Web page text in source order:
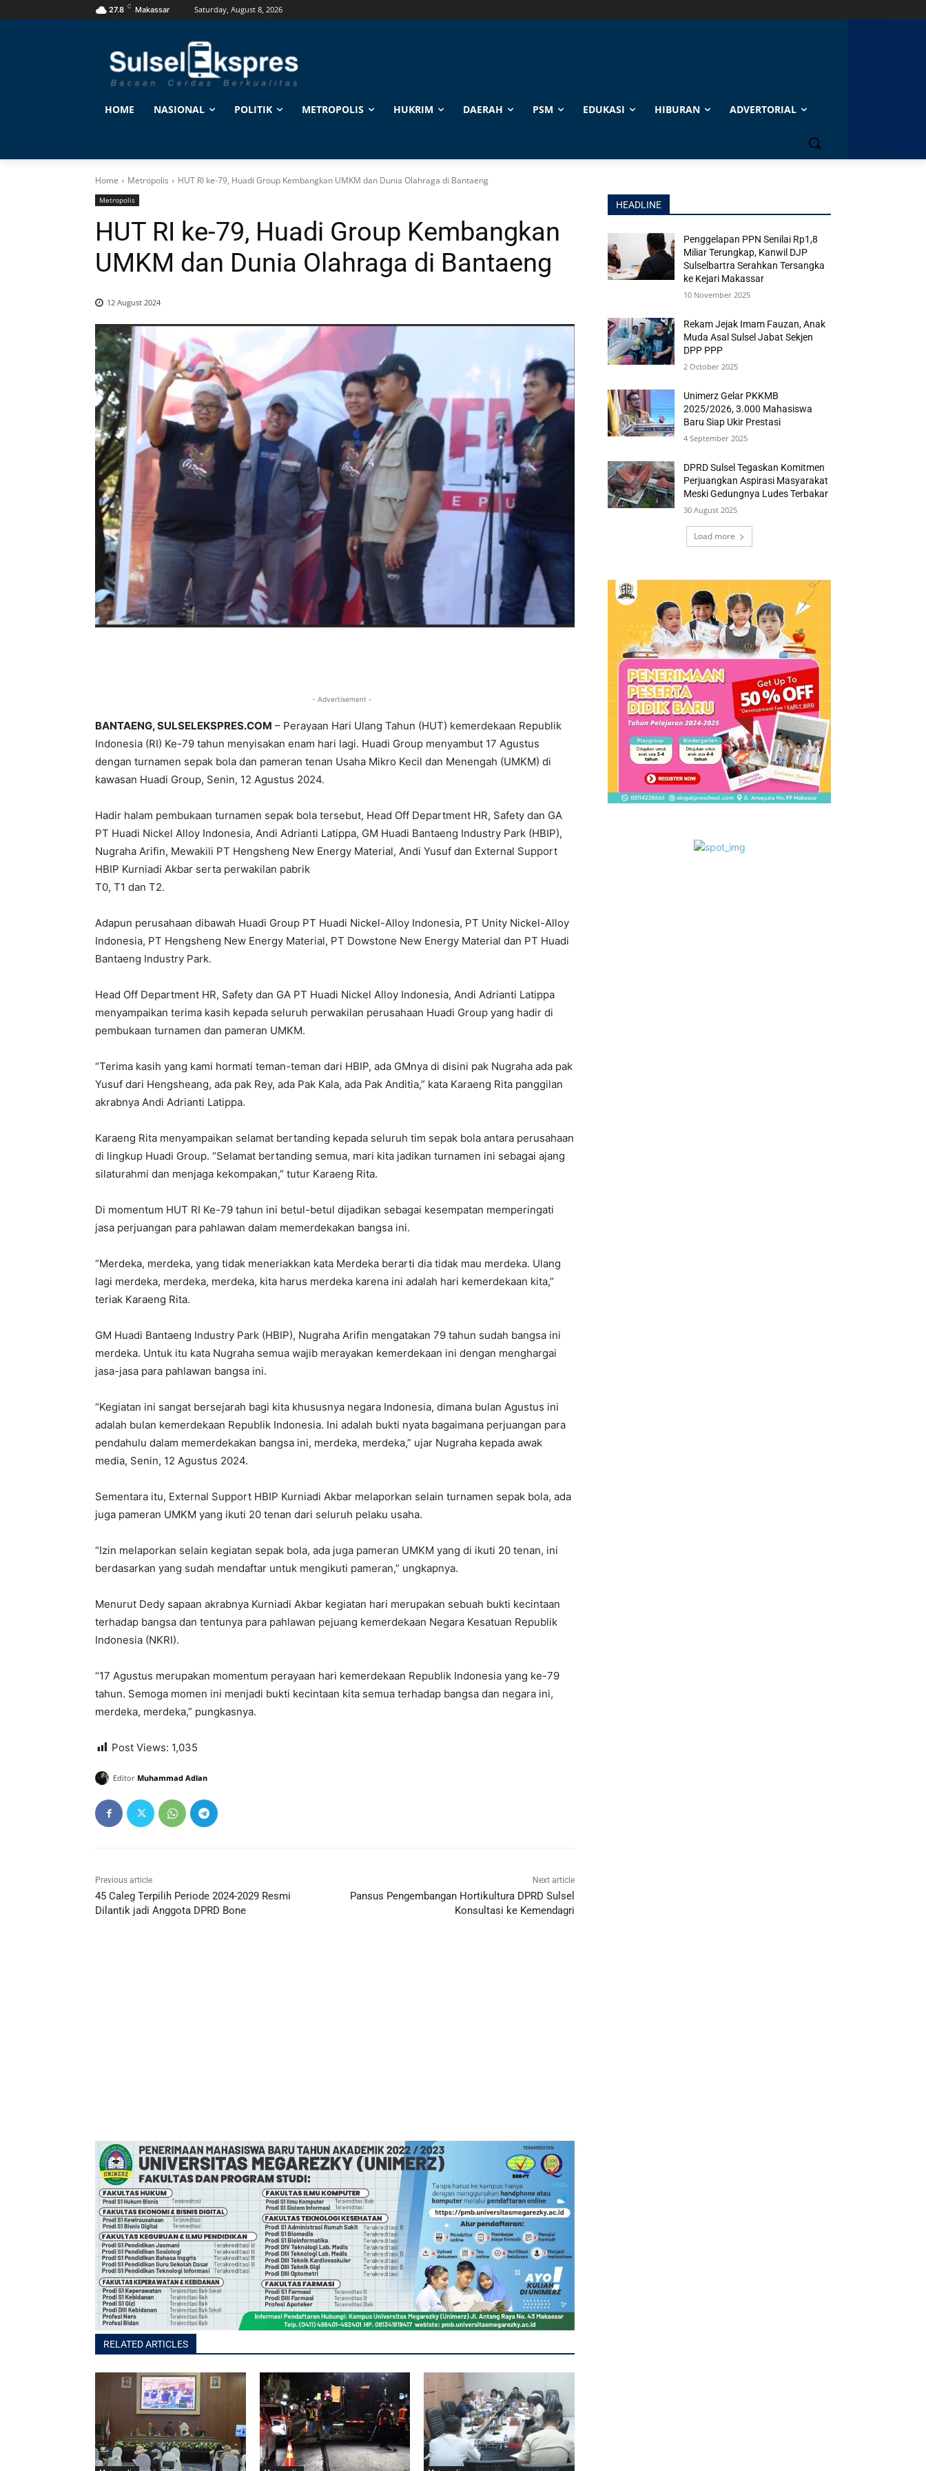
27.8 C Makassar Saturday, August 8, 2026
HOME NASIONAL POLITIK METROPOLIS HUKRIM DAERAH PSM EDUKASI HIBURAN ADVERTORIAL
Home Metropolis HUT RI ke-79, Huadi Group Kembangkan UMKM dan Dunia Olahraga di Bantaeng
Metropolis
HUT RI ke-79, Huadi Group Kembangkan
UMKM dan Dunia Olahraga di Bantaeng
12 August 2024
- Advertisement -
BANTAENG, SULSELEKSPRES.COM – Perayaan Hari Ulang Tahun (HUT) kemerdekaan Republik
Indonesia (RI) Ke-79 tahun menyisakan enam hari lagi. Huadi Group menyambut 17 Agustus
dengan turnamen sepak bola dan pameran tenan Usaha Mikro Kecil dan Menengah (UMKM) di
kawasan Huadi Group, Senin, 12 Agustus 2024.
Hadir halam pembukaan turnamen sepak bola tersebut, Head Off Department HR, Safety dan GA
PT Huadi Nickel Alloy Indonesia, Andi Adrianti Latippa, GM Huadi Bantaeng Industry Park (HBIP),
Nugraha Arifin, Mewakili PT Hengsheng New Energy Material, Andi Yusuf dan External Support
HBIP Kurniadi Akbar serta perwakilan pabrik
T0, T1 dan T2.
Adapun perusahaan dibawah Huadi Group PT Huadi Nickel-Alloy Indonesia, PT Unity Nickel-Alloy
Indonesia, PT Hengsheng New Energy Material, PT Dowstone New Energy Material dan PT Huadi
Bantaeng Industry Park.
Head Off Department HR, Safety dan GA PT Huadi Nickel Alloy Indonesia, Andi Adrianti Latippa
menyampaikan terima kasih kepada seluruh perwakilan perusahaan Huadi Group yang hadir di
pembukaan turnamen dan pameran UMKM.
“Terima kasih yang kami hormati teman-teman dari HBIP, ada GMnya di disini pak Nugraha ada pak
Yusuf dari Hengsheang, ada pak Rey, ada Pak Kala, ada Pak Anditia,” kata Karaeng Rita panggilan
akrabnya Andi Adrianti Latippa.
Karaeng Rita menyampaikan selamat bertanding kepada seluruh tim sepak bola antara perusahaan
di lingkup Huadi Group. “Selamat bertanding semua, mari kita jadikan turnamen ini sebagai ajang
silaturahmi dan menjaga kekompakan,” tutur Karaeng Rita.
Di momentum HUT RI Ke-79 tahun ini betul-betul dijadikan sebagai kesempatan memperingati
jasa perjuangan para pahlawan dalam memerdekakan bangsa ini.
“Merdeka, merdeka, yang tidak meneriakkan kata Merdeka berarti dia tidak mau merdeka. Ulang
lagi merdeka, merdeka, merdeka, kita harus merdeka karena ini adalah hari kemerdekaan kita,”
teriak Karaeng Rita.
GM Huadi Bantaeng Industry Park (HBIP), Nugraha Arifin mengatakan 79 tahun sudah bangsa ini
merdeka. Untuk itu kata Nugraha semua wajib merayakan kemerdekaan ini dengan menghargai
jasa-jasa para pahlawan bangsa ini.
“Kegiatan ini sangat bersejarah bagi kita khususnya negara Indonesia, dimana bulan Agustus ini
adalah bulan kemerdekaan Republik Indonesia. Ini adalah bukti nyata bagaimana perjuangan para
pendahulu dalam memerdekakan bangsa ini, merdeka, merdeka,” ujar Nugraha kepada awak
media, Senin, 12 Agustus 2024.
Sementara itu, External Support HBIP Kurniadi Akbar melaporkan selain turnamen sepak bola, ada
juga pameran UMKM yang ikuti 20 tenan dari seluruh pelaku usaha.
“Izin melaporkan selain kegiatan sepak bola, ada juga pameran UMKM yang di ikuti 20 tenan, ini
berdasarkan yang sudah mendaftar untuk mengikuti pameran,” ungkapnya.
Menurut Dedy sapaan akrabnya Kurniadi Akbar kegiatan hari merupakan sebuah bukti kecintaan
terhadap bangsa dan tentunya para pahlawan pejuang kemerdekaan Negara Kesatuan Republik
Indonesia (NKRI).
“17 Agustus merupakan momentum perayaan hari kemerdekaan Republik Indonesia yang ke-79
tahun. Semoga momen ini menjadi bukti kecintaan kita semua terhadap bangsa dan negara ini,
merdeka, merdeka,” pungkasnya.
Post Views: 1,035
Editor Muhammad Adlan
Previous article
45 Caleg Terpilih Periode 2024-2029 Resmi
Dilantik jadi Anggota DPRD Bone
Next article
Pansus Pengembangan Hortikultura DPRD Sulsel
Konsultasi ke Kemendagri
RELATED ARTICLES
HEADLINE
Penggelapan PPN Senilai Rp1,8
Miliar Terungkap, Kanwil DJP
Sulselbartra Serahkan Tersangka
ke Kejari Makassar
10 November 2025
Rekam Jejak Imam Fauzan, Anak
Muda Asal Sulsel Jabat Sekjen
DPP PPP
2 October 2025
Unimerz Gelar PKKMB
2025/2026, 3.000 Mahasiswa
Baru Siap Ukir Prestasi
4 September 2025
DPRD Sulsel Tegaskan Komitmen
Perjuangkan Aspirasi Masyarakat
Meski Gedungnya Ludes Terbakar
30 August 2025
Load more